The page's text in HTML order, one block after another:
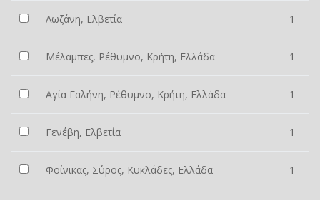
Λωζάνη, Ελβετία 1
Μέλαμπες, Ρέθυμνο, Κρήτη, Ελλάδα 1
Αγία Γαλήνη, Ρέθυμνο, Κρήτη, Ελλάδα 1
Γενέβη, Ελβετία 1
Φοίνικας, Σύρος, Κυκλάδες, Ελλάδα 1